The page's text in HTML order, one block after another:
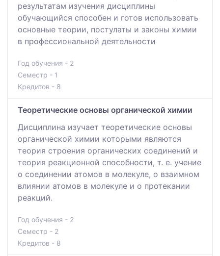
результатам изучения дисциплины
обучающийся способен и готов использовать
основные теории, постулаты и законы химии
в профессиональной деятельности
Год обучения - 2
Семестр - 1
Кредитов - 8
Теоретические основы органической химии
Дисциплина изучает теоретические основы
органической химии которыми являются
теория строения органических соединений и
теория реакционной способности, т. е. учение
о соединении атомов в молекуле, о взаимном
влиянии атомов в молекуле и о протекании
реакций.
Год обучения - 2
Семестр - 2
Кредитов - 8